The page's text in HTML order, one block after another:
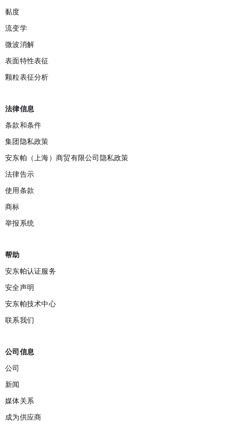
黏度
流变学
微波消解
表面特性表征
颗粒表征分析
法律信息
条款和条件
集团隐私政策
安东帕（上海）商贸有限公司隐私政策
法律告示
使用条款
商标
举报系统‌
帮助
安东帕认证服务
安全声明
安东帕技术中心
联系我们
公司信息
公司
新闻
媒体关系
成为供应商